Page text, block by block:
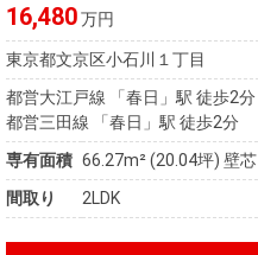
16,480万円
東京都文京区小石川１丁目
都営大江戸線 「春日」駅 徒歩2分
都営三田線 「春日」駅 徒歩2分
専有面積 66.27m²(20.04坪) 壁芯
間取り
2LDK